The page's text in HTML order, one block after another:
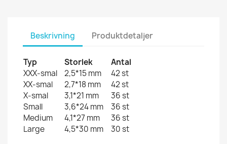
Beskrivning Produktdetaljer
Typ Storlek
Antal
XXX-smal
2,5*15 mm
42 st
XX-smal
2,7*18 mm
42 st
X-smal
3,1*21 mm
36 st
Small
3,6*24 mm
36 st
Medium
4,1*27 mm
36 st
Large
4,5*30 mm 30 st